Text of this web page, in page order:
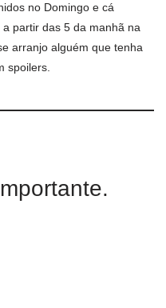
no Domingo e cá
partir das 5 da manhã na
arranjo alguém que tenha
spoilers.